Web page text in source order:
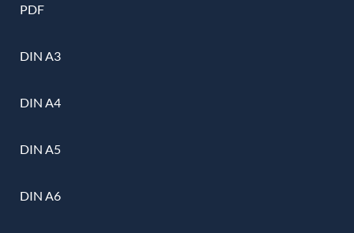
PDF
DIN A3
DIN A4
DIN A5
DIN A6